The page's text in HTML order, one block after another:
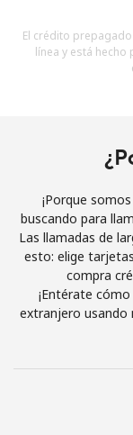
Términos
El crédito
línea y está
¡Porque
buscando para
Las llamadas de
esto: elige
compra
¡Entérate
extranjero usando